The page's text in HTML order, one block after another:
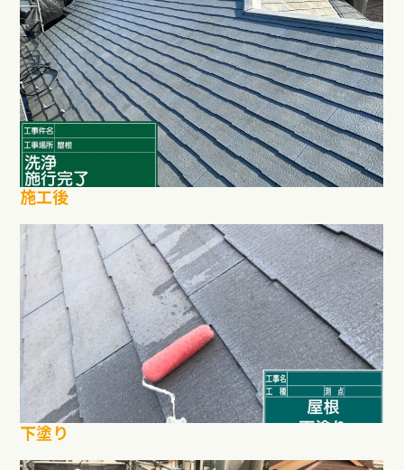
施工後
下塗り